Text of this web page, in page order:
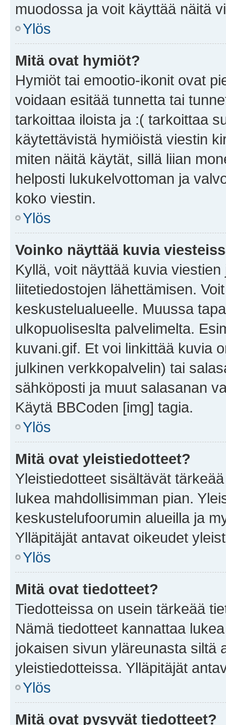
muodossa ja voit käyttää näitä
Ylös
Mitä ovat hymiöt?
Hymiöt tai emootio-ikonit ovat
voidaan esitää tunnetta tai
tarkoittaa iloista ja :( tarkoittaa
käytettävistä hymiöistä viestin
miten näitä käytät, sillä liian
helposti lukukelvottoman ja
koko viestin.
Ylös
Voinko näyttää kuvia
Kyllä, voit näyttää kuvia
liitetiedostojen lähettämisen.
keskustelualueelle. Muussa
ulkopuoliseslta palvelimelta.
kuvani.gif. Et voi linkittää kuvia
julkinen verkkopalvelin) tai
sähköposti ja muut salasanan
Käytä BBCoden [img] tagia.
Ylös
Mitä ovat yleistiedotteet?
Yleistiedotteet sisältävät
lukea mahdollisimman pian.
keskustelufoorumin alueilla ja
Ylläpitäjät antavat oikeudet
Ylös
Mitä ovat tiedotteet?
Tiedotteissa on usein tärkeää
Nämä tiedotteet kannattaa
jokaisen sivun yläreunasta siltä
yleistiedotteissa. Ylläpitäjät
Ylös
Mitä ovat pysyvät tiedotteet?